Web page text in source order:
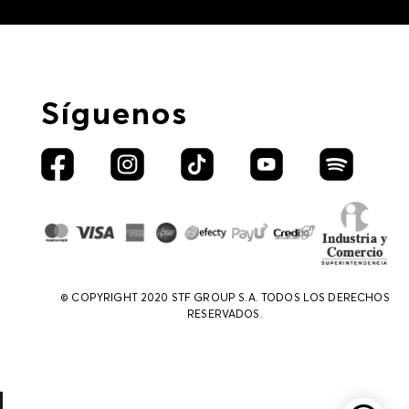
Síguenos
© COPYRIGHT 2020 STF GROUP S.A. TODOS LOS DERECHOS
RESERVADOS.